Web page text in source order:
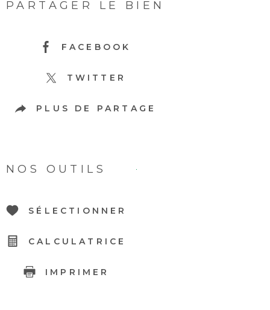
PARTAGER LE BIEN
FACEBOOK
TWITTER
PLUS DE PARTAGE
NOS OUTILS
SÉLECTIONNER
CALCULATRICE
IMPRIMER